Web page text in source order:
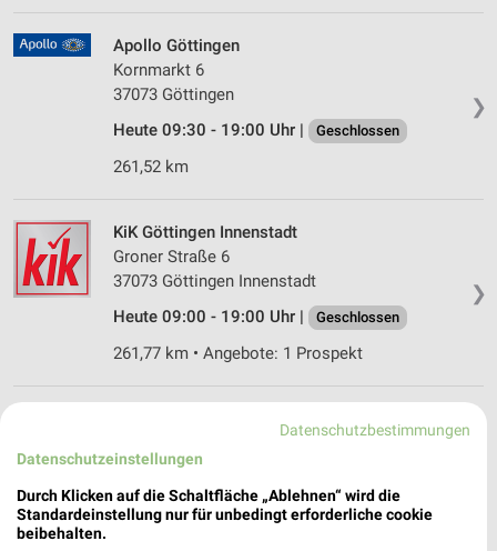
❯
Apollo Göttingen
Kornmarkt 6
37073 Göttingen
Heute 09:30 - 19:00 Uhr |
Geschlossen
261,52 km
❯
KiK Göttingen Innenstadt
Groner Straße 6
37073 Göttingen Innenstadt
Heute 09:00 - 19:00 Uhr |
Geschlossen
261,77 km • Angebote: 1 Prospekt
37073 Göttingen
Heute 09:00 - 19:00 Uhr | Geschlossen
Datenschutzbestimmungen
Datenschutzeinstellungen
Durch Klicken auf die Schaltfläche „Ablehnen“ wird die
Standardeinstellung nur für unbedingt erforderliche cookie
beibehalten.